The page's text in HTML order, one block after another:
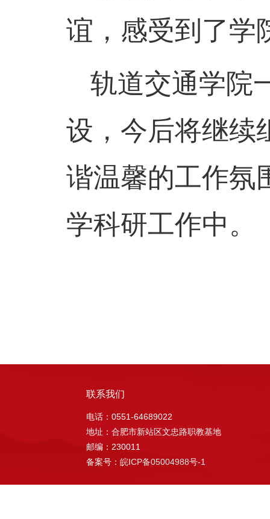
谊，感受到了学
轨道交通学院
设，今后将继续
谐温馨的工作氛
学科研工作中。
联系我们
电话：0551-64689022
地址：合肥市新站区文忠路职教基地
邮编：230011
备案号： 皖ICP备05004988号-1